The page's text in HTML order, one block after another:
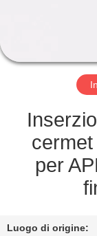
NOTIZIE
CHIEDI
per
Luogo di origine: